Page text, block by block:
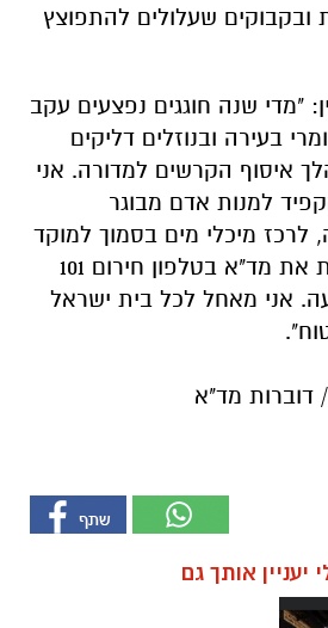
ובקבוקים שעלולים להתפוצץ
"מדי שנה חוגגים נפצעים עקב
בעירה ובנוזלים דליקים
איסוף הקרשים למדורה. אני
למנות אדם מבוגר
לרכז מיכלי מים בסמוך למוקד
האש ולהזעיק מידית את מד"א בטלפון חירום 101
אני מאחל לכל בית ישראל
דוברות מד"א
יעניין אותך גם